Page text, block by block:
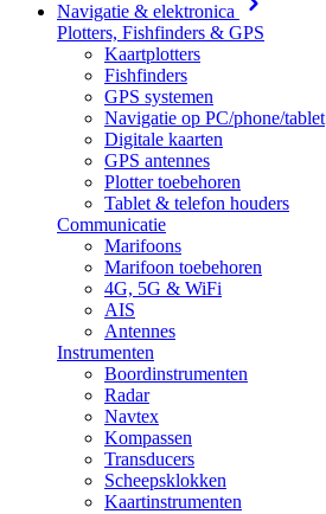
Navigatie & elektronica
Plotters, Fishfinders & GPS
Kaartplotters
Fishfinders
GPS systemen
Navigatie op PC/phone/tablet
Digitale kaarten
GPS antennes
Plotter toebehoren
Tablet & telefon houders
Communicatie
Marifoons
Marifoon toebehoren
4G, 5G & WiFi
AIS
Antennes
Instrumenten
Boordinstrumenten
Radar
Navtex
Kompassen
Transducers
Scheepsklokken
Kaartinstrumenten